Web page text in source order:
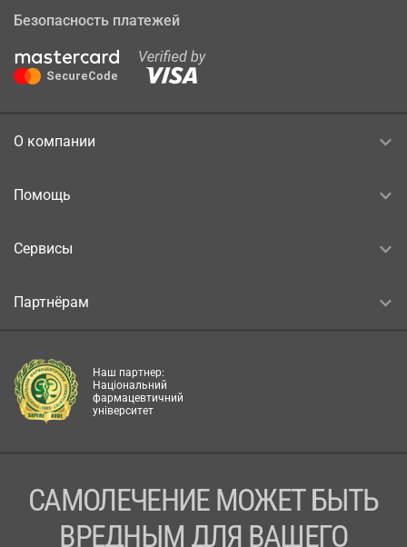
Безопасность платежей
О компании
Помощь
Сервисы
Партнёрам
Наш партнер:
Національний
фармацевтичний
університет
САМОЛЕЧЕНИЕ МОЖЕТ БЫТЬ
ВРЕДНЫМ ДЛЯ ВАШЕГО